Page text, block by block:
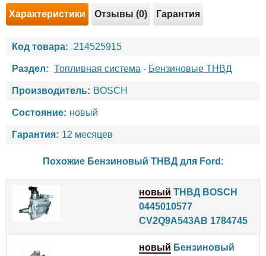
Характеристики Отзывы (0) Гарантия
Код товара: 214525915
Раздел: Топливная система - Бензиновые ТНВД
Производитель: BOSCH
Состояние: новый
Гарантия: 12 месяцев
Похожие Бензиновый ТНВД для Ford :
новый ТНВД BOSCH
0445010577
CV2Q9A543AB 1784745
новый Бензиновый